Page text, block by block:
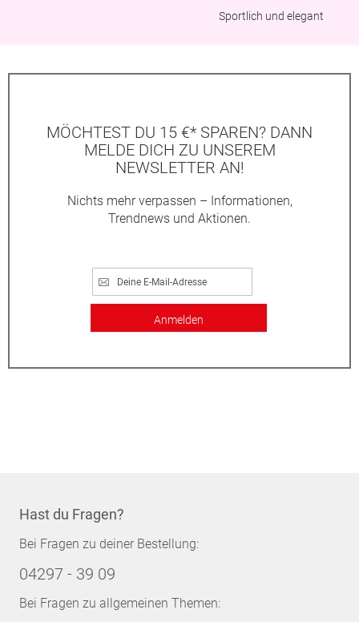
Sportlich und elegant
MÖCHTEST DU 15 €* SPAREN? DANN
MELDE DICH ZU UNSEREM
NEWSLETTER AN!
Nichts mehr verpassen – Informationen,
Trendnews und Aktionen.
Anmelden
Hast du Fragen?
Bei Fragen zu deiner Bestellung:
04297 - 39 09
Bei Fragen zu allgemeinen Themen: